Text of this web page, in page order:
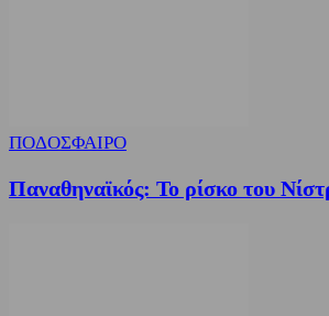
ΠΟΔΟΣΦΑΙΡΟ
Παναθηναϊκός: Το ρίσκο του